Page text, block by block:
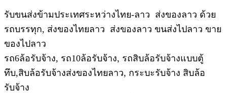
รับขนส่งข้ามประเทศระหว่างไทย-ลาว ส่งของลาว ด้วย
รถบรรทุก, ส่งของไทยลาว ส่งของลาว ขนส่งไปลาว ขาย
ของไปลาว
รถ6ล้อรับจ้าง, รถ10ล้อรับจ้าง, รถสิบล้อรับจ้างแบบตู้
ทึบ,สิบล้อรับจ้างส่งของไทยลาว, กระบะรับจ้าง สิบล้อ
รับจ้าง